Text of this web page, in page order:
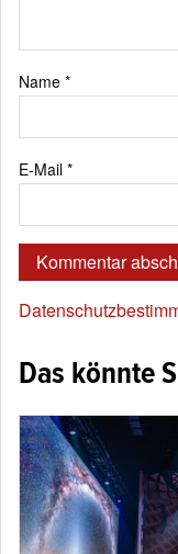
Name *
E-Mail *
Das könnte